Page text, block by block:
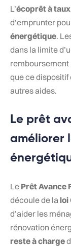
L’écoprêt à
d’emprunter
énergétique.
dans la limite
remboursement
que ce
autres aides.
Le prêt
améliorer
Le Prêt Avance
découle de la loi
d’aider les
rénovation
reste à charge